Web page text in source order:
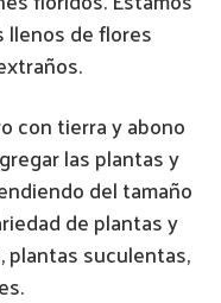
de flores
con tierra y abono
las plantas y
del tamaño
de plantas y
plantas suculentas,